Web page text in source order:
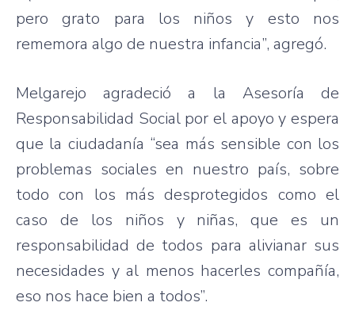
pero
grato para los niños y esto nos
rememora algo de nuestra infancia”, agregó.
Melgarejo agradeció a la Asesoría de
Responsabilidad Social por el apoyo yespera
que la ciudadanía “sea más sensible con los
problemas sociales en nuestro país, sobre
todo con los más desprotegidos como el
caso de los niños y niñas,que es un
responsabilidad de todos para alivianar sus
necesidades y al menos hacerles compañía,
eso nos hace bien a todos”.